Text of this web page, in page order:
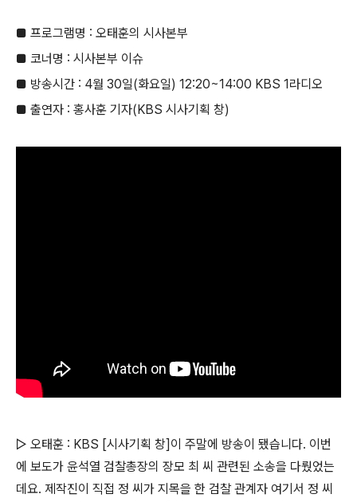
■ 프로그램명 : 오태훈의 시사본부
■ 코너명 : 시사본부 이슈
■ 방송시간 : 4월 30일(화요일) 12:20~14:00 KBS 1라디오
■ 출연자 : 홍사훈 기자(KBS 시사기획 창)
▷ 오태훈 : KBS [시사기획 창]이 주말에 방송이 됐습니다. 이번
에 보도가 윤석열 검찰총장의 장모 최 씨 관련된 소송을 다뤘었는
데요. 제작진이 직접 정 씨가 지목을 한 검찰 관계자 여기서 정 씨